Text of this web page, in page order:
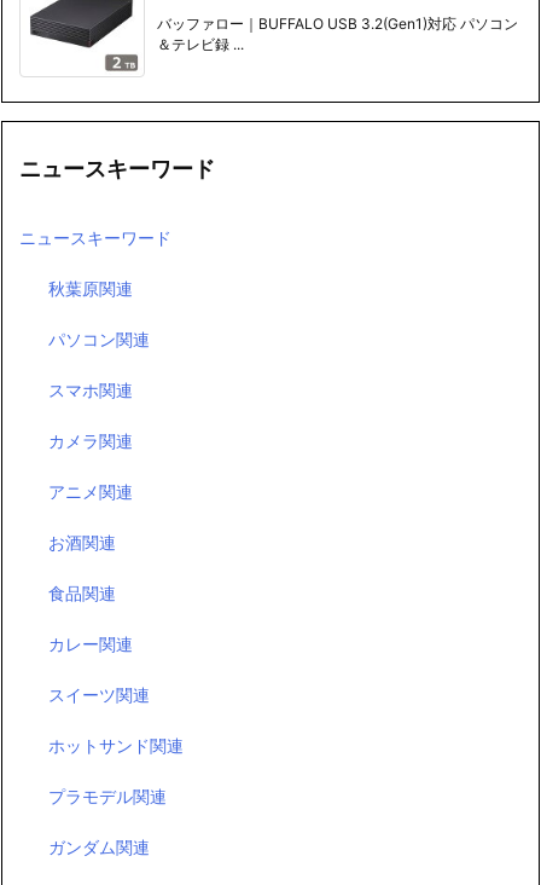
バッファロー｜BUFFALO USB 3.2(Gen1)対応 パソコン
＆テレビ録 ...
ニュースキーワード
ニュースキーワード
秋葉原関連
パソコン関連
スマホ関連
カメラ関連
アニメ関連
お酒関連
食品関連
カレー関連
スイーツ関連
ホットサンド関連
プラモデル関連
ガンダム関連